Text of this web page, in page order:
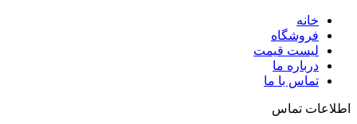
خانه
فروشگاه
لیست قیمت
درباره ما
تماس با ما
اطلاعات تماس